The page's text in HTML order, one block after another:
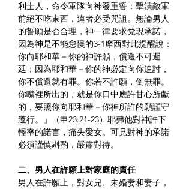
利士人，命令軍隊向神發重誓：擊潰敵軍
前絕不吃東西，違者必受咒詛。無論男人
的誓願是否合理，神一律要求兌現承諾，
因為神是不能怠慢的3-1摩西對此提醒說：
你向耶和華－你的神許願，償還不可遲
延；因為耶和華－你的神必定向你追討，
你不償還就有罪。你若不許願，倒無罪。
你嘴裡所出的，就是你口中應許甘心所獻
的，要照你向耶和華－你神所許的願謹守
遵行。」（申23:21-23）耶弗他對神許下
輕率的諾言，痛失愛女。可見對神的承諾
必須謹慎斟酌，嚴肅對待。
二、男人在許願上對家庭的責任
男人在許願上，對女兒、未婚妻和妻子，